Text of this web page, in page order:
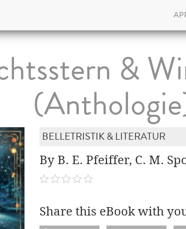
&
BELLETRISTIK & LITERATUR
By B. E. Pfeiffer, C. M.
Share this eBook with